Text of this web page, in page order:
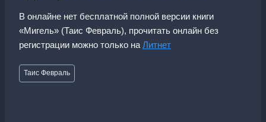
В онлайне нет бесплатной полной версии книги
«Мигель» (Таис Февраль), прочитать онлайн без
регистрации можно только на Литнет
Метки
записи:
Таис Февраль